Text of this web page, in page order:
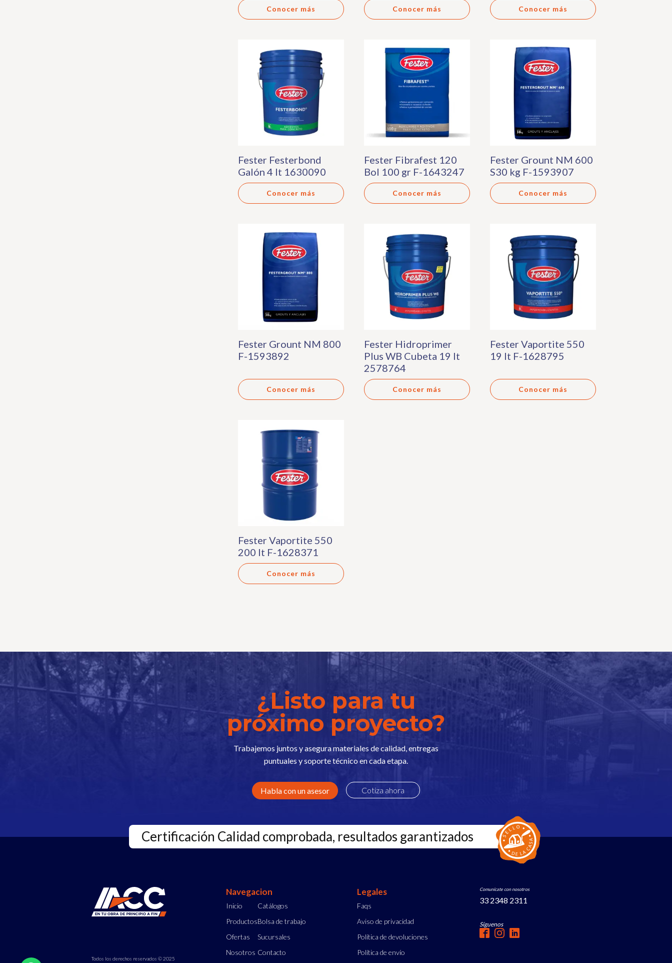
Conocer más Conocer más Conocer más
Fester Festerbond
Galón 4 lt 1630090
Conocer más
Fester Fibrafest 120
Bol 100 gr F-1643247
Conocer más
Fester Grount NM 600
S30 kg F-1593907
Conocer más
Fester Grount NM 800
F-1593892
Conocer más
Fester Hidroprimer
Plus WB Cubeta 19 lt
2578764
Conocer más
Fester Vaportite 550
19 lt F-1628795
Conocer más
Fester Vaportite 550
200 lt F-1628371
Conocer más
¿Listo para tu
próximo proyecto?
Trabajemos juntos y asegura materiales de calidad, entregas
puntuales y soporte técnico en cada etapa.
Habla con un asesor Cotiza ahora
Certificación Calidad comprobada, resultados garantizados
Todos los derechos reservados © 2025
Navegacion
Inicio
Productos
Ofertas
Nosotros
Catálogos
Bolsa de trabajo
Sucursales
Contacto
Legales
Faqs
Aviso de privacidad
Política de devoluciones
Política de envío
Comunícate con nosotros
33 2348 2311
Síguenos